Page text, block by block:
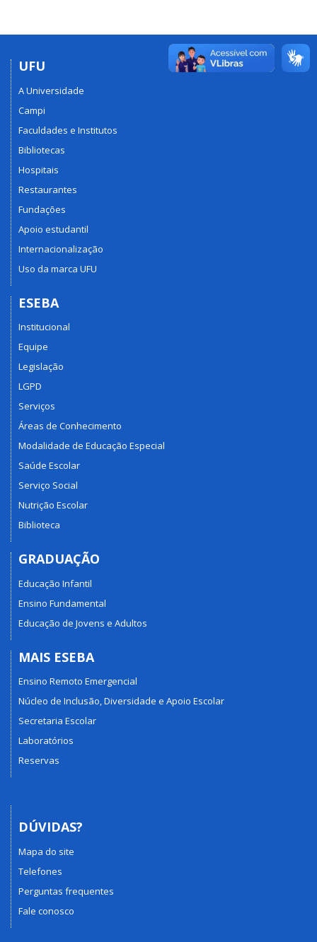
UFU
A Universidade
Campi
Faculdades e Institutos
Bibliotecas
Hospitais
Restaurantes
Fundações
Apoio estudantil
Internacionalização
Uso da marca UFU
ESEBA
Institucional
Equipe
Legislação
LGPD
Serviços
Áreas de Conhecimento
Modalidade de Educação Especial
Saúde Escolar
Serviço Social
Nutrição Escolar
Biblioteca
GRADUAÇÃO
Educação Infantil
Ensino Fundamental
Educação de Jovens e Adultos
MAIS ESEBA
Ensino Remoto Emergencial
Núcleo de Inclusão, Diversidade e Apoio Escolar
Secretaria Escolar
Laboratórios
Reservas
DÚVIDAS?
Mapa do site
Telefones
Perguntas frequentes
Fale conosco